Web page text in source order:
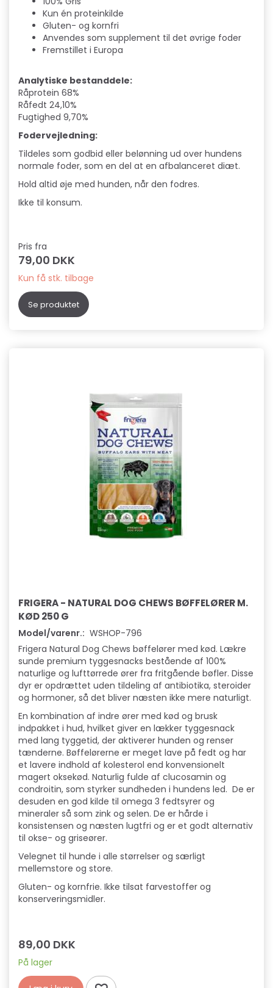
Kun én proteinkilde
Gluten- og kornfri
Anvendes som supplement til det øvrige foder
Fremstillet i Europa
Analytiske bestanddele:
Råprotein 68%
Råfedt 24,10%
Fugtighed 9,70%
Fodervejledning:
Tildeles som godbid eller belønning ud over hundens
normale foder, som en del at en afbalanceret diæt.
Hold altid øje med hunden, når den fodres.
Ikke til konsum.
Pris fra
79,00 DKK
Kun få stk. tilbage
Se produktet
FRIGERA - NATURAL DOG CHEWS BØFFELØRER M.
KØD 250 G
Model/varenr.: WSHOP-796
Frigera Natural Dog Chews bøffelører med kød. Lækre
sunde premium tyggesnacks bestående af 100%
naturlige og lufttørrede ører fra fritgående bøfler. Disse
dyr er opdrættet uden tildeling af antibiotika, steroider
og hormoner, så det bliver næsten ikke mere naturligt.
En kombination af indre ører med kød og brusk
indpakket i hud, hvilket giver en lækker tyggesnack
med lang tyggetid, der aktiverer hunden og renser
tænderne. Bøffelørerne er meget lave på fedt og har
et lavere indhold af kolesterol end konvensionelt
magert oksekød. Naturlig fulde af clucosamin og
condroitin, som styrker sundheden i hundens led. De er
desuden en god kilde til omega 3 fedtsyrer og
mineraler så som zink og selen. De er hårde i
konsistensen og næsten lugtfri og er et godt alternativ
til okse- og griseører.
Velegnet til hunde i alle størrelser og særligt
mellemstore og store.
Gluten- og kornfrie. Ikke tilsat farvestoffer og
konserveringsmidler.
89,00 DKK
På lager